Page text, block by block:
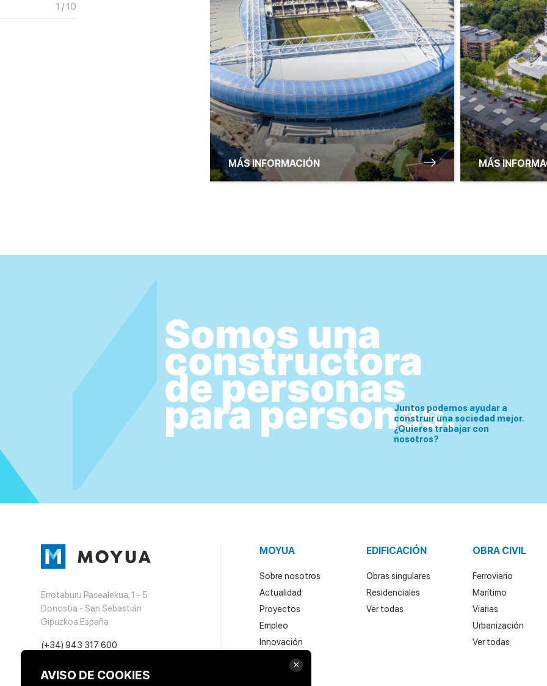
1 / 10
MÁS INFORMACIÓN MÁS
Somos una
constructora
de personas
para personas.
Juntos podemos ayudar a
construir una sociedad mejor.
¿Quieres trabajar con
nosotros?
Errotaburu Pasealekua, 1 - 5
Donostia - San Sebastián
Gipuzkoa España
(+34) 943 317 600
LinkedIn
MOYUA
Sobre nosotros
Actualidad
Proyectos
Empleo
Innovación
EDIFICACIÓN
Obras singulares
Residenciales
Ver todas
OBRA CIVIL
Ferroviario
Marítimo
Viarias
Urbanización
Ver todas
AVISO DE COOKIES
×